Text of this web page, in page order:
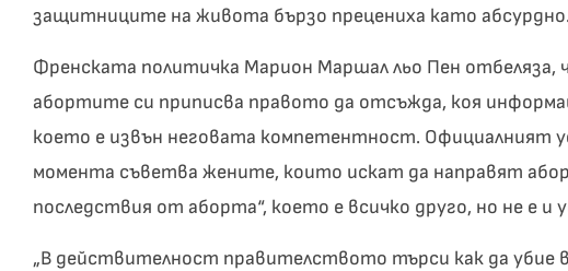
защитниците на живота бързо прецениха като
Френската политичка Марион Маршал льо Пен
абортите си приписва правото да отсъжда, коя
което е извън неговата компетентност. Официалният
момента съветва жените, които искат да направят
последствия от аборта“, което е всичко друго, но не е и
„В действителност правителството търси как да убие